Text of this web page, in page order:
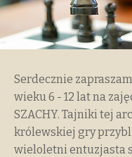
Serdecznie
wieku 6 - 12 lat na
SZACHY. Tajniki tej
królewskiej gry
wieloletni entuzjasta